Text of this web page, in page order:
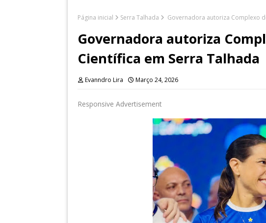
Página inicial Serra Talhada Governadora autoriza Complexo
Governadora autoriza
Científica em Serra Talhada
Evanndro Lira Março 24, 2026
Responsive Advertisement